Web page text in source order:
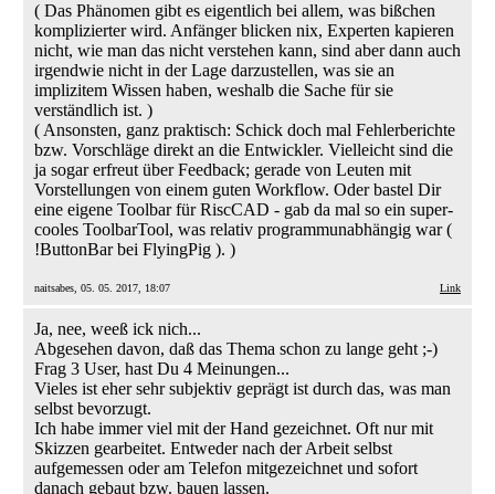
( Das Phänomen gibt es eigentlich bei allem, was bißchen
komplizierter wird. Anfänger blicken nix, Experten kapieren
nicht, wie man das nicht verstehen kann, sind aber dann auch
irgendwie nicht in der Lage darzustellen, was sie an
implizitem Wissen haben, weshalb die Sache für sie
verständlich ist. )
( Ansonsten, ganz praktisch: Schick doch mal Fehlerberichte
bzw. Vorschläge direkt an die Entwickler. Vielleicht sind die
ja sogar erfreut über Feedback; gerade von Leuten mit
Vorstellungen von einem guten Workflow. Oder bastel Dir
eine eigene Toolbar für RiscCAD - gab da mal so ein super-
cooles ToolbarTool, was relativ programmunabhängig war (
!ButtonBar bei FlyingPig ). )
naitsabes, 05. 05. 2017, 18:07 Link
Ja, nee, weeß ick nich...
Abgesehen davon, daß das Thema schon zu lange geht ;-)
Frag 3 User, hast Du 4 Meinungen...
Vieles ist eher sehr subjektiv geprägt ist durch das, was man
selbst bevorzugt.
Ich habe immer viel mit der Hand gezeichnet. Oft nur mit
Skizzen gearbeitet. Entweder nach der Arbeit selbst
aufgemessen oder am Telefon mitgezeichnet und sofort
danach gebaut bzw. bauen lassen.